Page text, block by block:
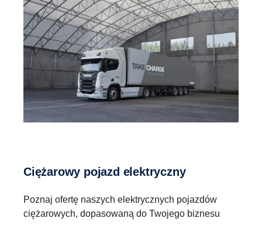
Ciężarowy pojazd elektryczny
Poznaj ofertę naszych elektrycznych pojazdów
ciężarowych, dopasowaną do Twojego biznesu